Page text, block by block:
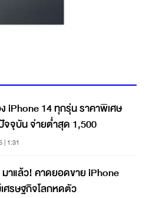
iPhone 14 ทุกรุ่น ราคาพิเศษ
จจุบัน จ่ายต่ำสุด 1,500
| 1:31
าแล้ว! คาดยอดขาย iPhone
ศรษฐกิจโลกหดตัว